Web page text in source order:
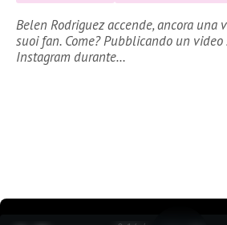
Belen Rodriguez accende, ancora una
suoi fan. Come? Pubblicando un
Instagram durante…